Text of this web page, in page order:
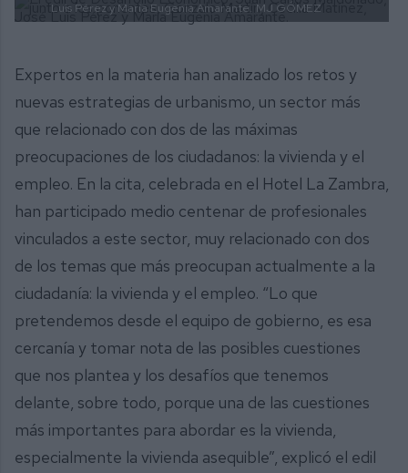
Luis Pérez y María Eugenia Amarante. MJ GÓMEZ
Expertos en la materia han analizado los retos y
nuevas estrategias de urbanismo, un sector más
que relacionado con dos de las máximas
preocupaciones de los ciudadanos: la vivienda y el
empleo. En la cita, celebrada en el Hotel La Zambra,
han participado medio centenar de profesionales
vinculados a este sector, muy relacionado con dos
de los temas que más preocupan actualmente a la
ciudadanía: la vivienda y el empleo. “Lo que
pretendemos desde el equipo de gobierno, es esa
cercanía y tomar nota de las posibles cuestiones
que nos plantea y los desafíos que tenemos
delante, sobre todo, porque una de las cuestiones
más importantes para abordar es la vivienda,
especialmente la vivienda asequible”, explicó el edil